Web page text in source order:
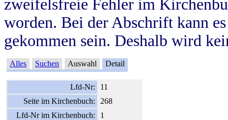
zweifelsfreie Fehler im
worden. Bei der Abschrift kann
gekommen sein. Deshalb wird
Alles Suchen Auswahl Detail
Lfd-Nr:
11
Seite im Kirchenbuch:
268
Lfd-Nr im Kirchenbuch:
1